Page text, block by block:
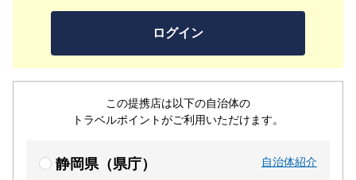
ログイン
この提携店は以下の自治体の
トラベルポイントがご利用いただけます。
静岡県（県庁） 自治体紹介
どの上質な和食も豊富にご用意。敷地内には水面が美しい
池が広がり、富士山を望む贅沢なロケーションでゆったり
とお食事をお楽しみいただけます。皆様のご来店を心より